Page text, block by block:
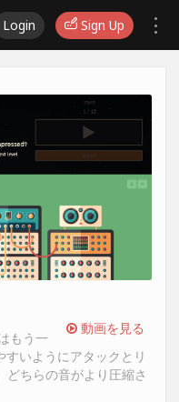
Login Sign Up
動画を見る
もう一
いようにアタックとリ
どちらの音がより圧縮さ